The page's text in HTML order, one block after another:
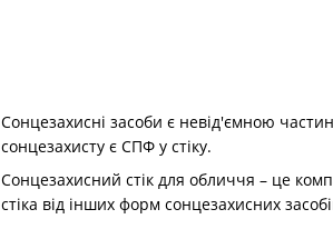
Сонцезахисні засоби є невід'ємною
сонцезахисту є СПФ у стіку.
Сонцезахисний стік для обличчя – це
стіка від інших форм сонцезахисних